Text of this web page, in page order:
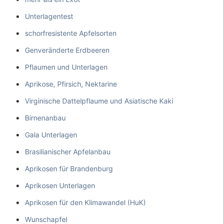
Unterlagentest
schorfresistente Apfelsorten
Genveränderte Erdbeeren
Pflaumen und Unterlagen
Aprikose, Pfirsich, Nektarine
Virginische Dattelpflaume und Asiatische Kaki
Birnenanbau
Gala Unterlagen
Brasilianischer Apfelanbau
Aprikosen für Brandenburg
Aprikosen Unterlagen
Aprikosen für den Klimawandel (HuK)
Wunschapfel